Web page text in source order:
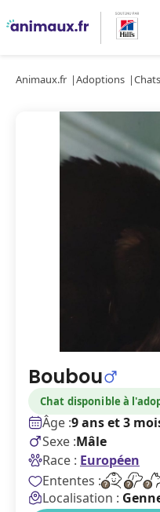
Animaux.fr Adoptions Chats
Boubou
Chat disponible à
Âge :9 ans et 3
Sexe :Mâle
Race : Européen
Ententes :
Localisation :